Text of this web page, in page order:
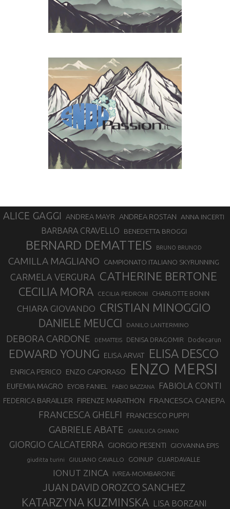
ALICE GAGGI ANDREA MAYR ANDREA ROSTAN ANNA INCERTI
BARBARA CRAVELLO BENEDETTA BROGGI
BERNARD DEMATTEIS BRUNO BRUNOD
CAMILLA MAGLIANO CAMPIONATO ITALIANO SKYRUNNING
CARMELA VERGURA CATHERINE BERTONE
CECILIA MORA CECILIA PEDRONI CHARLOTTE BONIN
CHIARA GIOVANDO CRISTIAN MINOGGIO
DANIELE MEUCCI DANILO LANTERMINO
DEBORA CARDONE DEMATTEIS DENISA DRAGOMIR Dodecarun
EDWARD YOUNG ELISA ARVAT ELISA DESCO
ENRICA PERICO ENZO CAPORASO ENZO MERSI
EUFEMIA MAGRO EYOB FANIEL FABIO BAZZANA FABIOLA CONTI
FEDERICA BARAILLER FIRENZE MARATHON FRANCESCA CANEPA
FRANCESCA GHELFI FRANCESCO PUPPI
GABRIELE ABATE GIANLUCA GHIANO
GIORGIO CALCATERRA GIORGIO PESENTI GIOVANNA EPIS
giuditta turini GIULIANO CAVALLO GOINUP GUARDAVALLE
IONUT ZINCA IVREA-MOMBARONE
JUAN DAVID OROZCO SANCHEZ
KATARZYNA KUZMINSKA LISA BORZANI